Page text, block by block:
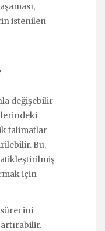
istenilen
değişebilir
talimatlar
Bu,
için